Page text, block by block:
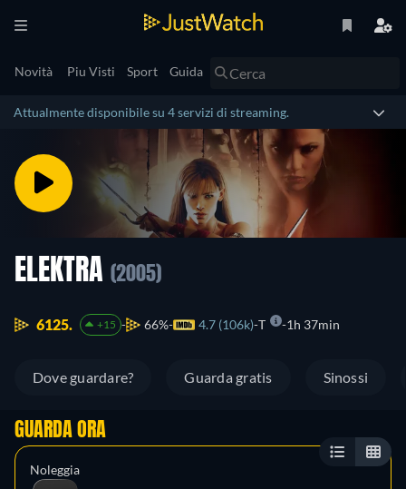
Novità Piu Visti Sport Guida
Attualmente disponibile su 4 servizi di streaming.
ELEKTRA (2005)
6125. +15 66% 4.7 (106k) T 1h 37min
Dove guardare? Guarda gratis Sinossi
GUARDA ORA
Noleggia